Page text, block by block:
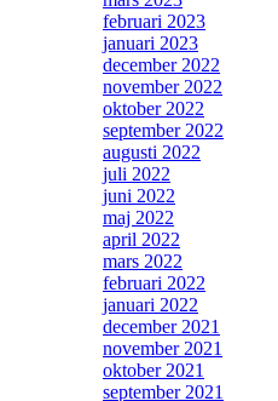
februari 2023
januari 2023
december 2022
november 2022
oktober 2022
september 2022
augusti 2022
juli 2022
juni 2022
maj 2022
april 2022
mars 2022
februari 2022
januari 2022
december 2021
november 2021
oktober 2021
september 2021